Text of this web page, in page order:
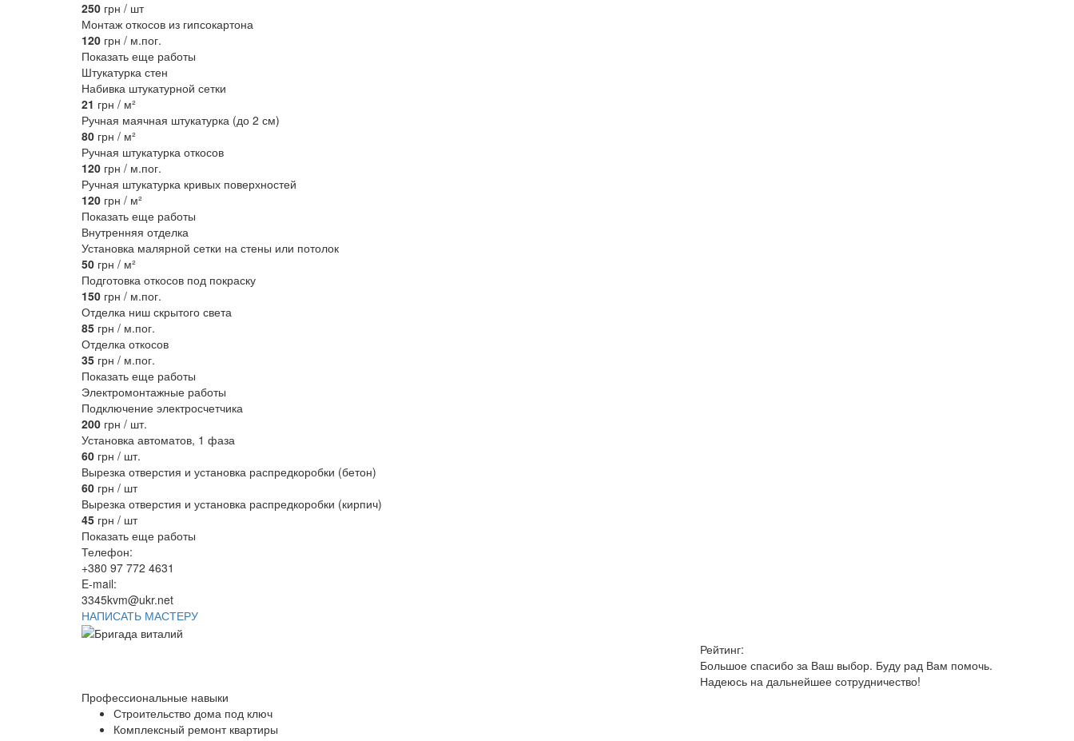
250 грн / шт
Монтаж откосов из гипсокартона
120 грн / м.пог.
Показать еще работы
Штукатурка стен
Набивка штукатурной сетки
21 грн / м²
Ручная маячная штукатурка (до 2 см)
80 грн / м²
Ручная штукатурка откосов
120 грн / м.пог.
Ручная штукатурка кривых поверхностей
120 грн / м²
Показать еще работы
Внутренняя отделка
Установка малярной сетки на стены или потолок
50 грн / м²
Подготовка откосов под покраску
150 грн / м.пог.
Отделка ниш скрытого света
85 грн / м.пог.
Отделка откосов
35 грн / м.пог.
Показать еще работы
Электромонтажные работы
Подключение электросчетчика
200 грн / шт.
Установка автоматов, 1 фаза
60 грн / шт.
Вырезка отверстия и установка распредкоробки (бетон)
60 грн / шт
Вырезка отверстия и установка распредкоробки (кирпич)
45 грн / шт
Показать еще работы
Телефон:
+380 97 772 4631
E-mail:
3345kvm@ukr.net
НАПИСАТЬ МАСТЕРУ
Рейтинг:
Большое спасибо за Ваш выбор. Буду рад Вам помочь.
Надеюсь на дальнейшее сотрудничество!
Профессиональные навыки
Строительство дома под ключ
Комплексный ремонт квартиры